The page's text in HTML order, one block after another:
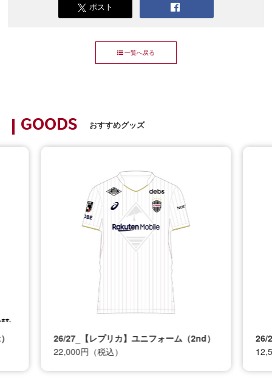
ポスト
一覧へ戻る
GOODS おすすめグッズ
26/27_【レプリカ】ユニフォーム（2nd）
22,000円（税込）
26/